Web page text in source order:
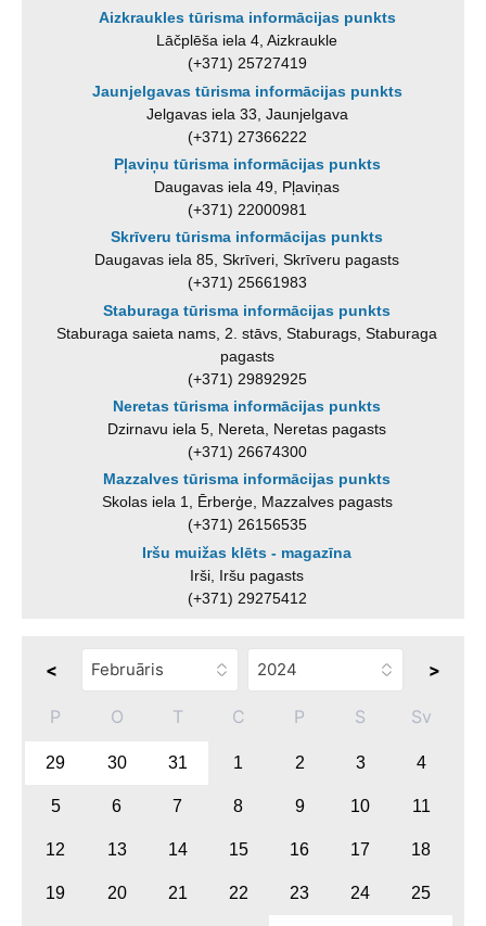
Aizkraukles tūrisma informācijas punkts
Lāčplēša iela 4, Aizkraukle
(+371) 25727419
Jaunjelgavas tūrisma informācijas punkts
Jelgavas iela 33, Jaunjelgava
(+371) 27366222
Pļaviņu tūrisma informācijas punkts
Daugavas iela 49, Pļaviņas
(+371) 22000981
Skrīveru tūrisma informācijas punkts
Daugavas iela 85, Skrīveri, Skrīveru pagasts
(+371) 25661983
Staburaga tūrisma informācijas punkts
Staburaga saieta nams, 2. stāvs, Staburags, Staburaga
pagasts
(+371) 29892925
Neretas tūrisma informācijas punkts
Dzirnavu iela 5, Nereta, Neretas pagasts
(+371) 26674300
Mazzalves tūrisma informācijas punkts
Skolas iela 1, Ērberģe, Mazzalves pagasts
(+371) 26156535
Iršu muižas klēts - magazīna
Irši, Iršu pagasts
(+371) 29275412
< >
P O T C P S Sv
29 30 31 1 2 3 4
5 6 7 8 9 10 11
12 13 14 15 16 17 18
19 20 21 22 23 24 25